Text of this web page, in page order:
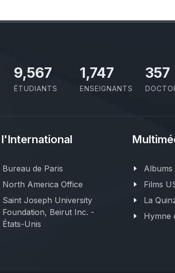
11,727
ÉTUDIANTS
2,142
ENSEIGNANTS
437
Bureau de Paris
North America Office
Saint Joseph University
Foundation, Beirut Inc. -
États-Unis
Albums
Films
La
Hymne